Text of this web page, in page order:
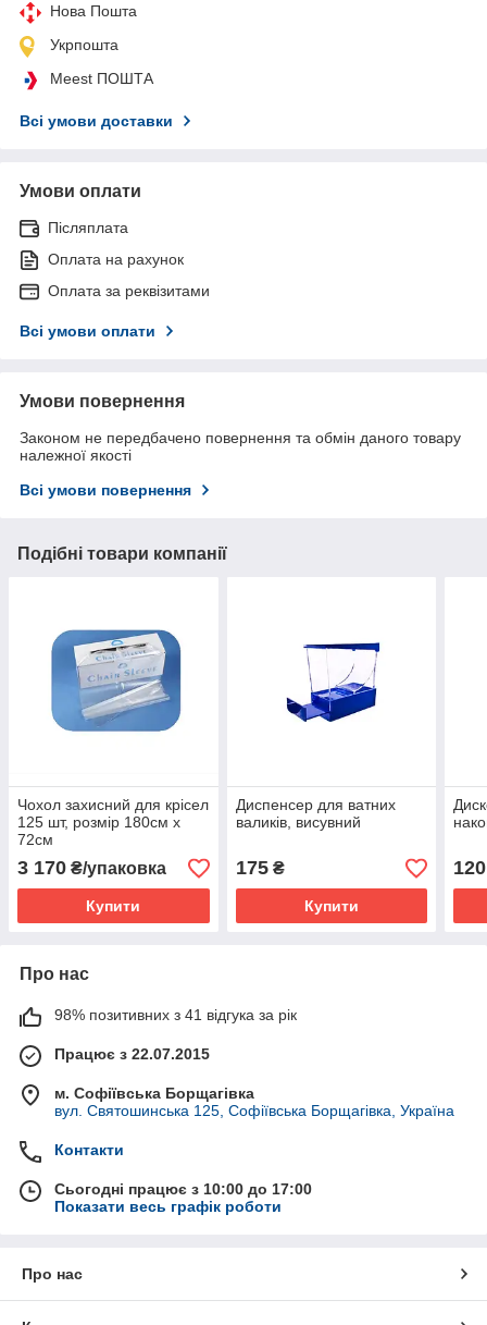
Нова Пошта
Укрпошта
Meest ПОШТА
Всі умови доставки
Умови оплати
Післяплата
Оплата на рахунок
Оплата за реквізитами
Всі умови оплати
Умови повернення
Законом не передбачено повернення та обмін даного товару
належної якості
Всі умови повернення
Подібні товари компанії
Чохол захисний для крісел
125 шт, розмір 180см x
72см
3 170 ₴/упаковка
Купити
Диспенсер для ватних
валиків, висувний
175₴
Купити
120
Про нас
98% позитивних з 41 відгука за рік
Працює з 22.07.2015
м. Софіївська Борщагівка
вул. Святошинська 125, Софіївська Борщагівка, Україна
Контакти
Сьогодні працює з 10:00 до 17:00
Показати весь графік роботи
Про нас